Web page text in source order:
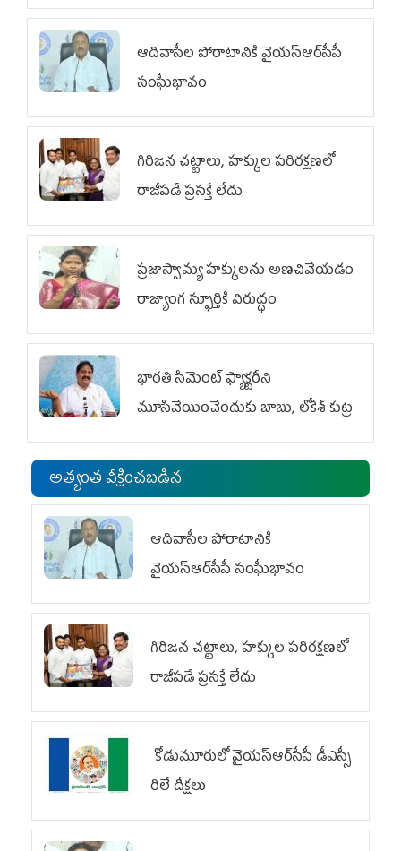
ఆదివాసీల పోరాటానికి వైయ‌స్ఆర్‌సీపీ
సంఘీభావం
గిరిజన చట్టాలు, హక్కుల పరిరక్షణలో
రాజీపడే ప్రసక్తే లేదు
ప్రజాస్వామ్య హక్కులను అణచివేయడం
రాజ్యాంగ స్ఫూర్తికి విరుద్ధం
భారతి సిమెంట్ ఫ్యాక్టరీని
మూసివేయించేందుకు బాబు, లోకేశ్ కుట్ర
అత్యంత వీక్షించబడిన
ఆదివాసీల పోరాటానికి
వైయ‌స్ఆర్‌సీపీ సంఘీభావం
గిరిజన చట్టాలు, హక్కుల పరిరక్షణలో
రాజీపడే ప్రసక్తే లేదు
కోడుమూరులో వైయ‌స్ఆర్‌సీపీ డీఎస్సీ
రిలే దీక్షలు